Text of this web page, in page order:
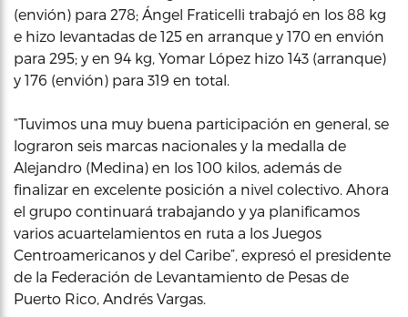
(envión) para 278; Ángel Fraticelli trabajó en los 88 kg
e hizo levantadas de 125 en arranque y 170 en envión
para 295; y en 94 kg, Yomar López hizo 143 (arranque)
y 176 (envión) para 319 en total.
“Tuvimos una muy buena participación en general, se
lograron seis marcas nacionales y la medalla de
Alejandro (Medina) en los 100 kilos, además de
finalizar en excelente posición a nivel colectivo. Ahora
el grupo continuará trabajando y ya planificamos
varios acuartelamientos en ruta a los Juegos
Centroamericanos y del Caribe”, expresó el presidente
de la Federación de Levantamiento de Pesas de
Puerto Rico, Andrés Vargas.